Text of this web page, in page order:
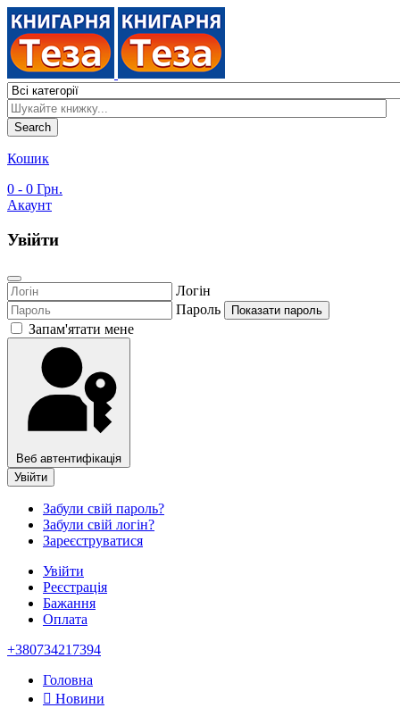
Search
Кошик
0 - 0 Грн.
Акаунт
Увійти
Логін
Пароль
Показати пароль
Запам'ятати мене
Веб автентифікація
Увійти
Забули свій пароль?
Забули свій логін?
Зареєструватися
Увійти
Реєстрація
Бажання
Оплата
+380734217394
Головна
Новини